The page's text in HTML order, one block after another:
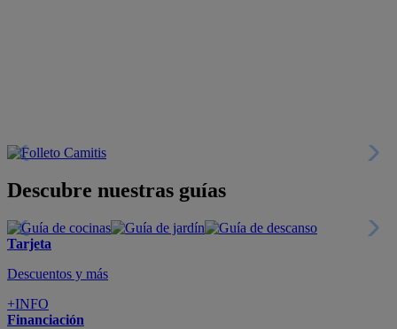
Descubre nuestras guías
Tarjeta
Descuentos y más
+INFO
Financiación